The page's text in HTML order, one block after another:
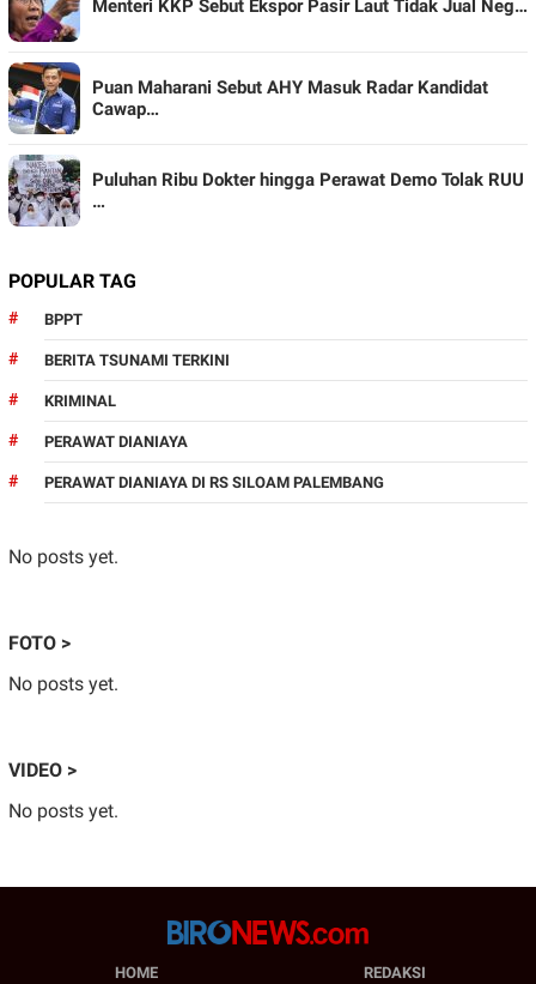
Menteri KKP Sebut Ekspor Pasir Laut Tidak Jual Neg…
Puan Maharani Sebut AHY Masuk Radar Kandidat
Cawap…
Puluhan Ribu Dokter hingga Perawat Demo Tolak RUU
…
POPULAR TAG
BPPT
BERITA TSUNAMI TERKINI
KRIMINAL
PERAWAT DIANIAYA
PERAWAT DIANIAYA DI RS SILOAM PALEMBANG
No posts yet.
FOTO >
No posts yet.
VIDEO >
No posts yet.
HOME REDAKSI